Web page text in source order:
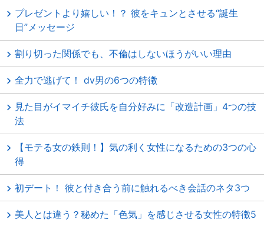
プレゼントより嬉しい！？ 彼をキュンとさせる“誕生
日”メッセージ
割り切った関係でも、不倫はしないほうがいい理由
全力で逃げて！ dv男の6つの特徴
見た目がイマイチ彼氏を自分好みに「改造計画」4つの技
法
【モテる女の鉄則！】気の利く女性になるための3つの心
得
初デート！ 彼と付き合う前に触れるべき会話のネタ3つ
美人とは違う？秘めた「色気」を感じさせる女性の特徴5